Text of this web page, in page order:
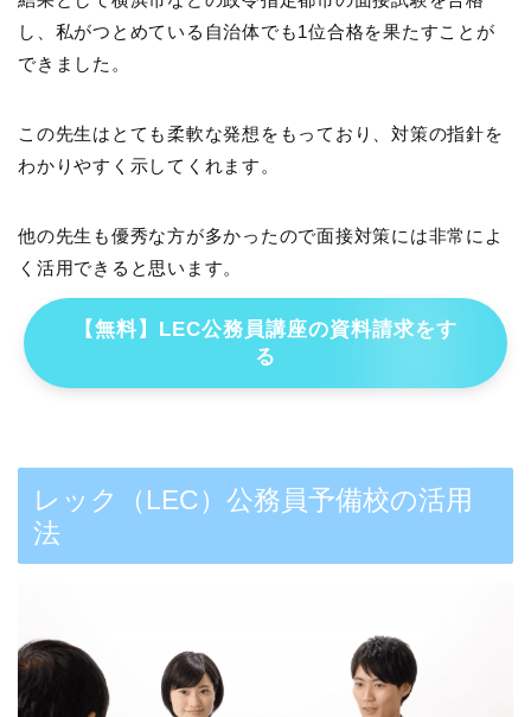
し、私がつとめている自治体でも1位合格を果たすことが
できました。
この先生はとても柔軟な発想をもっており、対策の指針を
わかりやすく示してくれます。
他の先生も優秀な方が多かったので面接対策には非常によ
く活用できると思います。
【無料】LEC公務員講座の資料請求をす
る
レック（LEC）公務員予備校の活用
法